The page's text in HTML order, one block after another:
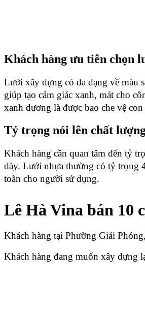
Khách hàng ưu tiên chọn
Lưới xây dựng có đa dạng về màu
giúp tạo cảm giác xanh, mát cho
xanh dương là được bao che vệ
Tỷ trọng nói lên chất
Khách hàng cần quan tâm đến tỷ
dày. Lưới nhựa thường có tỷ trọng
toàn cho người sử dụng.
Lê Hà Vina bán 10
Khách hàng tại Phường Giải
Khách hàng đang muốn xây dựng